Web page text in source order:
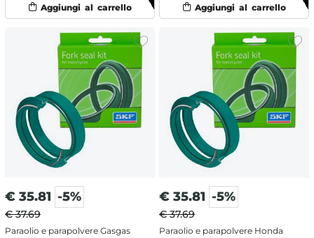
€ 35.81 -5%
€ 37.69
Paraolio e parapolvere Gasgas
€ 35.81 -5%
€ 37.69
Paraolio e parapolvere Honda